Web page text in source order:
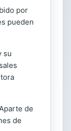
por
pueden
su
de
de